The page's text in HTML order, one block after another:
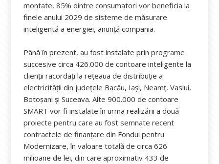
montate, 85% dintre consumatori vor beneficia la
finele anului 2029 de sisteme de măsurare
inteligentă a energiei, anunță compania.
Până în prezent, au fost instalate prin programe
succesive circa 426.000 de contoare inteligente la
clienții racordați la rețeaua de distribuție a
electricității din județele Bacău, Iași, Neamț, Vaslui,
Botoșani și Suceava. Alte 900.000 de contoare
SMART vor fi instalate în urma realizării a două
proiecte pentru care au fost semnate recent
contractele de finanțare din Fondul pentru
Modernizare, în valoare totală de circa 626
milioane de lei, din care aproximativ 433 de